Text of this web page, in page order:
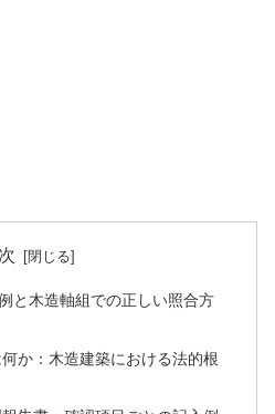
と木造軸組での正しい照合方
か：木造建築における法的根